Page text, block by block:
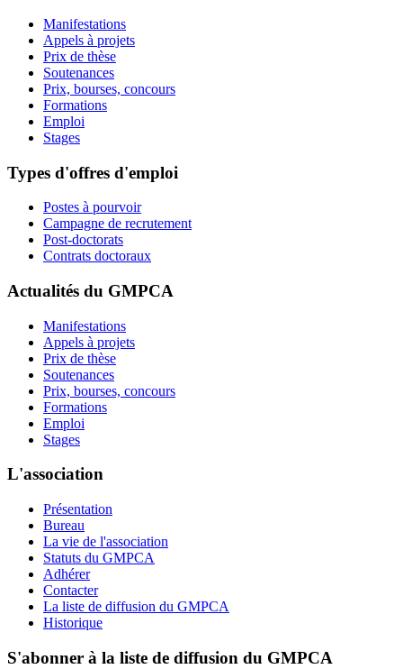
Manifestations
Appels à projets
Prix de thèse
Soutenances
Prix, bourses, concours
Formations
Emploi
Stages
Types d'offres d'emploi
Postes à pourvoir
Campagne de recrutement
Post-doctorats
Contrats doctoraux
Actualités du GMPCA
Manifestations
Appels à projets
Prix de thèse
Soutenances
Prix, bourses, concours
Formations
Emploi
Stages
L'association
Présentation
Bureau
La vie de l'association
Statuts du GMPCA
Adhérer
Contacter
La liste de diffusion du GMPCA
Historique
S'abonner à la liste de diffusion du GMPCA